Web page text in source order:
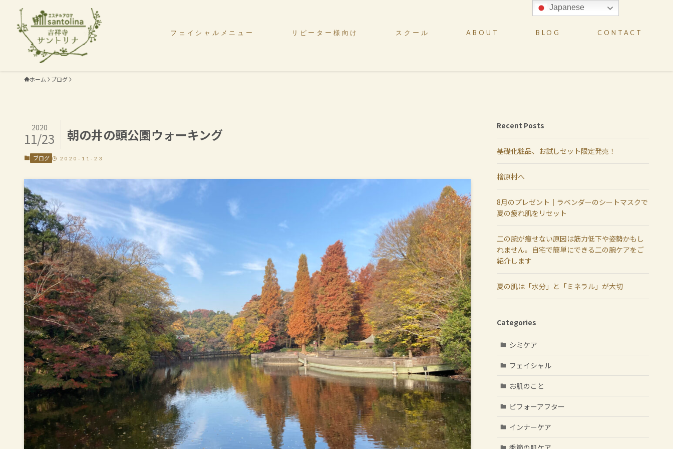
フェイシャルメニュー リピーター様向け スクール ABOUT BLOG CONTACT
ホーム ブログ
朝の井の頭公園ウォーキング
2020
11/23
ブログ 2020-11-23
Recent Posts
基礎化粧品、お試しセット限定発売！
檜原村へ
8月のプレゼント｜ラベンダーのシートマスクで
夏の疲れ肌をリセット
二の腕が痩せない原因は筋力低下や姿勢かもし
れません。自宅で簡単にできる二の腕ケアをご
紹介します
夏の肌は「水分」と「ミネラル」が大切
Categories
シミケア
フェイシャル
お肌のこと
ビフォーアフター
インナーケア
Japanese